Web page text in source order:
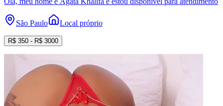
São Paulo Local próprio
R$ 350 - R$ 3000